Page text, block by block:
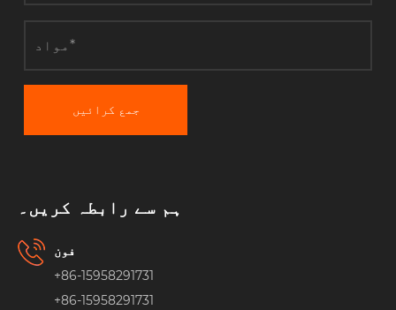
جمع کرائیں
ہم سے رابطہ کریں۔
فون
+86-15958291731
+86-15958291731